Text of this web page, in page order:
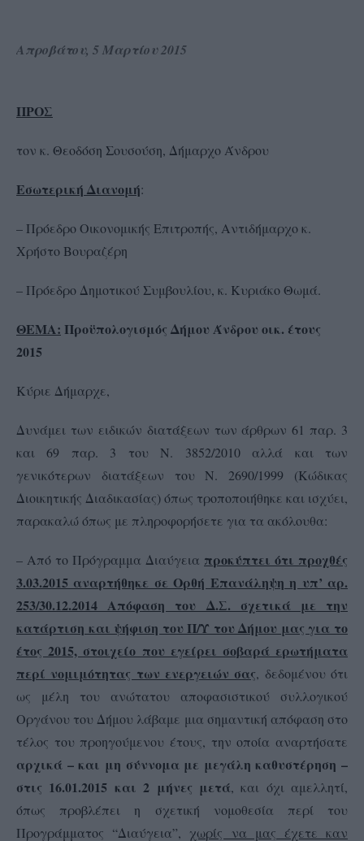
Απροβάτου, 5 Μαρτίου 2015
ΠΡΟΣ
τον κ. Θεοδόση Σουσούση, Δήμαρχο Άνδρου
Εσωτερική Διανομή:
– Πρόεδρο Οικονομικής Επιτροπής, Αντιδήμαρχο κ.
Χρήστο Βουραζέρη
– Πρόεδρο Δημοτικού Συμβουλίου, κ. Κυριάκο Θωμά.
ΘΕΜΑ: Προϋπολογισμός Δήμου Άνδρου οικ. έτους
2015
Κύριε Δήμαρχε,
Δυνάμει των ειδικών διατάξεων των άρθρων 61 παρ. 3
και 69 παρ. 3 του Ν. 3852/2010 αλλά και των
γενικότερων διατάξεων του Ν. 2690/1999 (Κώδικας
Διοικητικής Διαδικασίας) όπως τροποποιήθηκε και ισχύει,
παρακαλώ όπως με πληροφορήσετε για τα ακόλουθα:
– Από το Πρόγραμμα Διαύγεια προκύπτει ότι προχθές
3.03.2015 αναρτήθηκε σε Ορθή Επανάληψη η υπ’ αρ.
253/30.12.2014 Απόφαση του Δ.Σ. σχετικά με την
κατάρτιση και ψήφιση του Π/Υ του Δήμου μας για το
έτος 2015, στοιχείο που εγείρει σοβαρά ερωτήματα
περί νομιμότητας των ενεργειών σας, δεδομένου ότι
ως μέλη του ανώτατου αποφασιστικού συλλογικού
Οργάνου του Δήμου λάβαμε μια σημαντική απόφαση στο
τέλος του προηγούμενου έτους, την οποία αναρτήσατε
αρχικά – και μη σύννομα με μεγάλη καθυστέρηση –
στις 16.01.2015 και 2 μήνες μετά, και όχι αμελλητί,
όπως προβλέπει η σχετική νομοθεσία περί του
Προγράμματος “Διαύγεια”, χωρίς να μας έχετε καν